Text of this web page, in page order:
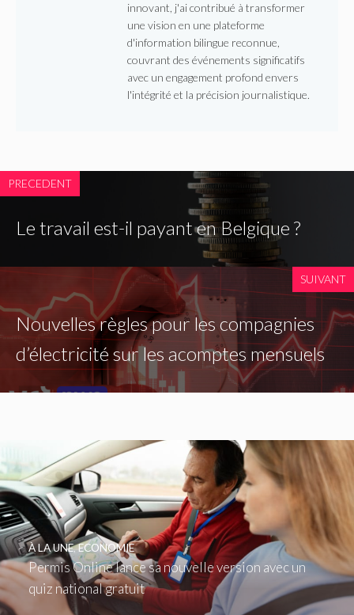
innovant, j'ai contribué à transformer
une vision en une plateforme
d'information bilingue reconnue,
couvrant des événements significatifs
avec un engagement profond envers
l'intégrité et la précision journalistique.
PRECEDENT
Le travail est-il payant en Belgique ?
SUIVANT
Nouvelles règles pour les compagnies
d’électricité sur les acomptes mensuels
Permis Online lance sa nouvelle version avec un
quiz national gratuit
À LA UNE,ECONOMIE